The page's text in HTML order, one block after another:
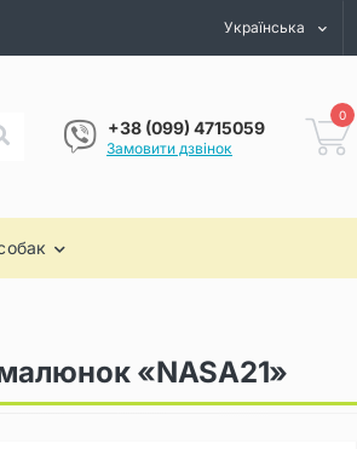
Українська
+38 (099) 4715059
Замовити дзвінок
0
«NASA21»